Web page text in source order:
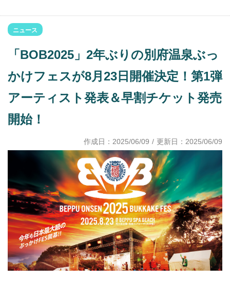
ニュース
「BOB2025」2年ぶりの別府温泉ぶっ
かけフェスが8月23日開催決定！第1弾
アーティスト発表＆早割チケット発売
開始！
作成日： 2025/06/09 / 更新日： 2025/06/09